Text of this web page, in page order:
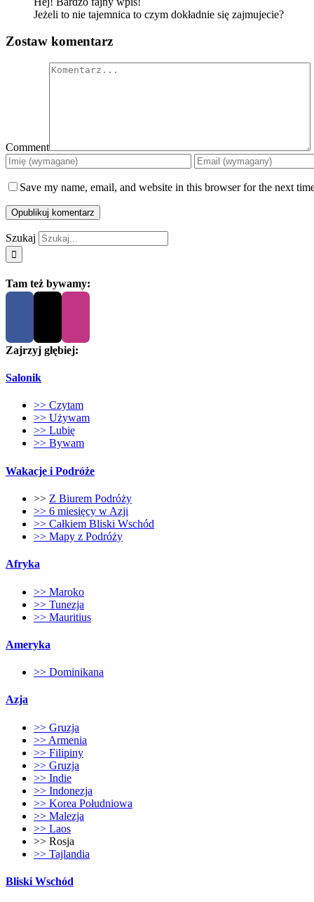
Jeżeli to nie tajemnica to czym dokładnie się zajmujecie?
Zostaw komentarz
Comment
Save my name, email, and website in this browser for the next
Szukaj
Tam też bywamy:
Zajrzyj głębiej:
Salonik
>> Czytam
>> Używam
>> Lubię
>> Bywam
Wakacje i Podróże
>> Z Biurem Podróży
>> 6 miesięcy w Azji
>> Całkiem Bliski Wschód
>> Mapy z Podróży
Afryka
>> Maroko
>> Tunezja
>> Mauritius
Ameryka
>> Dominikana
Azja
>> Gruzja
>> Armenia
>> Filipiny
>> Gruzja
>> Indie
>> Indonezja
>> Korea Południowa
>> Malezja
>> Laos
>> Rosja
>> Tajlandia
Bliski Wschód